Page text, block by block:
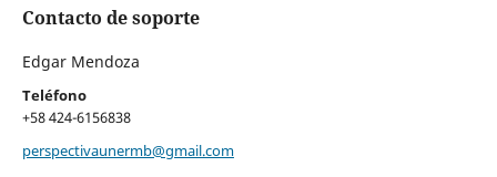
Contacto de soporte
Edgar Mendoza
Teléfono
+58 424-6156838
perspectivaunermb@gmail.com